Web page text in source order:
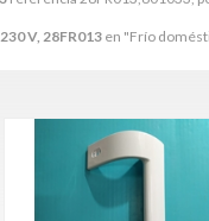
V, 28FR013 en "Frío